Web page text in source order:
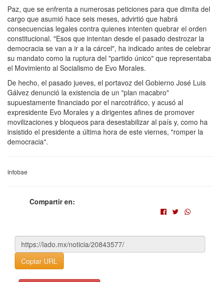
Paz, que se enfrenta a numerosas peticiones para que dimita del
cargo que asumió hace seis meses, advirtió que habrá
consecuencias legales contra quienes intenten quebrar el orden
constitucional. "Esos que intentan desde el pasado destrozar la
democracia se van a ir a la cárcel", ha indicado antes de celebrar
su mandato como la ruptura del "partido único" que representaba
el Movimiento al Socialismo de Evo Morales.
De hecho, el pasado jueves, el portavoz del Gobierno José Luis
Gálvez denunció la existencia de un "plan macabro"
supuestamente financiado por el narcotráfico, y acusó al
expresidente Evo Morales y a dirigentes afines de promover
movilizaciones y bloqueos para desestabilizar al país y, como ha
insistido el presidente a última hora de este viernes, "romper la
democracia".
Infobae
Compartir en:
Copiar URL